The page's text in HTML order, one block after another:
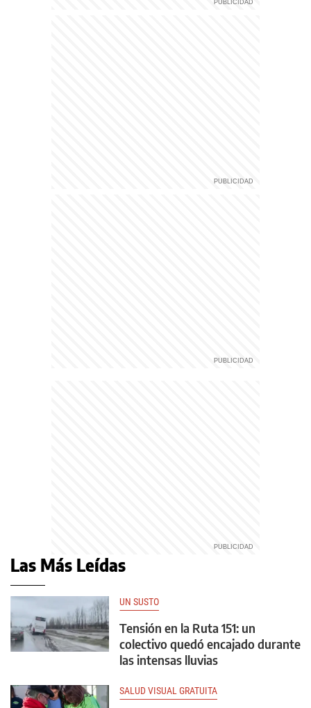
Las Más Leídas
UN SUSTO
Tensión en la Ruta 151: un
colectivo quedó encajado durante
las intensas lluvias
SALUD VISUAL GRATUITA